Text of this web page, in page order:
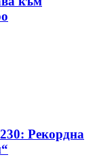
Рекордна